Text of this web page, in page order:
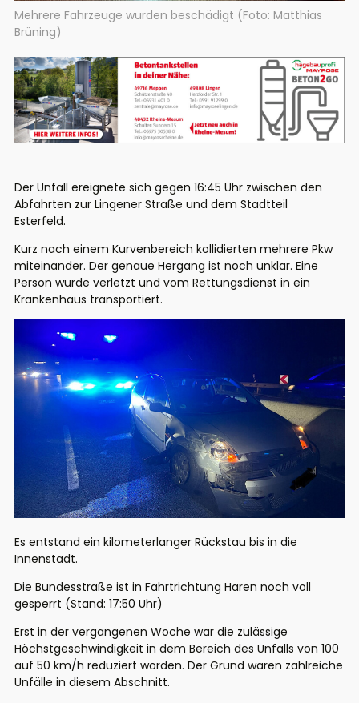
Mehrere Fahrzeuge wurden beschädigt (Foto: Matthias
Brüning)
Der Unfall ereignete sich gegen 16:45 Uhr zwischen den
Abfahrten zur Lingener Straße und dem Stadtteil
Esterfeld.
Kurz nach einem Kurvenbereich kollidierten mehrere Pkw
miteinander. Der genaue Hergang ist noch unklar. Eine
Person wurde verletzt und vom Rettungsdienst in ein
Krankenhaus transportiert.
Es entstand ein kilometerlanger Rückstau bis in die
Innenstadt.
Die Bundesstraße ist in Fahrtrichtung Haren noch voll
gesperrt (Stand: 17:50 Uhr)
Erst in der vergangenen Woche war die zulässige
Höchstgeschwindigkeit in dem Bereich des Unfalls von 100
auf 50 km/h reduziert worden. Der Grund waren zahlreiche
Unfälle in diesem Abschnitt.